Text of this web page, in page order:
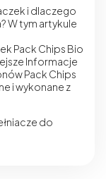
i dlaczego
W tym artykule
Pack Chips Bio
Informacje
Pack Chips
i wykonane z
do